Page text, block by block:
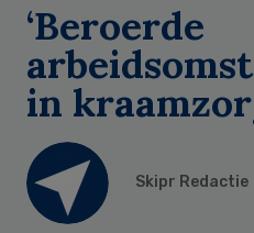
‘Beroerde
in
Skipr Redactie